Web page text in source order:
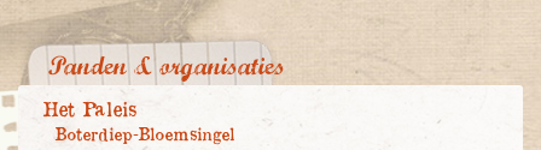
Panden & organisaties
Het Paleis
Boterdiep-Bloemsingel